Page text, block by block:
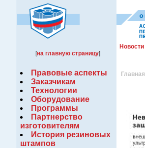
[на главную страницу]
Новости
Правовые аспекты
Заказчикам
Технологии
Оборудование
Программы
Партнерство
изготовителям
История резиновых
штампов
Главная